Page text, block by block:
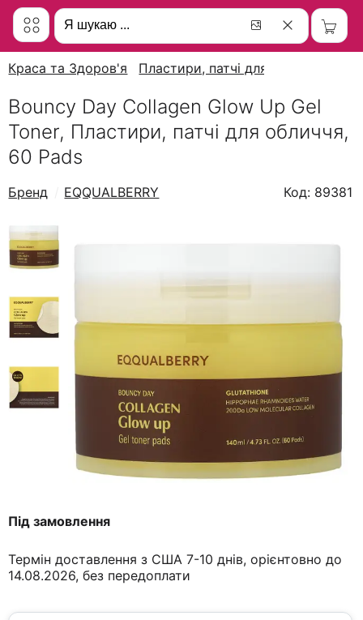
Краса та Здоров'я Пластири, патчі для обличчя
Bouncy Day Collagen Glow Up Gel
Toner, Пластири, патчі для обличчя,
60 Pads
Бренд EQQUALBERRY Код: 89381
Під замовлення
Термін доставлення з США 7-10 днів, орієнтовно до
14.08.2026, без передоплати